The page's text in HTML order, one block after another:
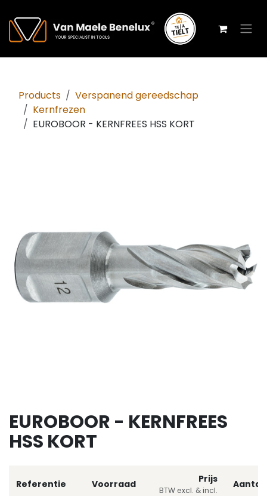
Products
Verspanend gereedschap
Kernfrezen
EUROBOOR - KERNFREES HSS KORT
EUROBOOR - KERNFREES
HSS KORT
Referentie Voorraad Prijs
BTW excl. & incl.
Aantal